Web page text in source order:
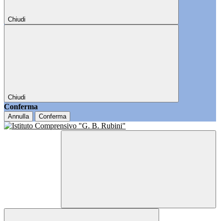
Chiudi
Chiudi
Conferma
Annulla Conferma